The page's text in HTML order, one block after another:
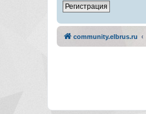
Регистрация
community.elbrus.ru